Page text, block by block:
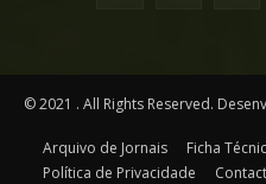
© 2021 . All Rights Reserved.
Arquivo de Jornais Ficha
Política de Privacidade